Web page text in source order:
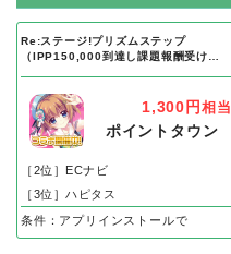
Re:ステージ!プリズムステップ
（IPP150,000到達し課題報酬受け取
1,300円 相当
ポイントタウン
［2位］ECナビ
［3位］ハピタス
条件：アプリインストールで